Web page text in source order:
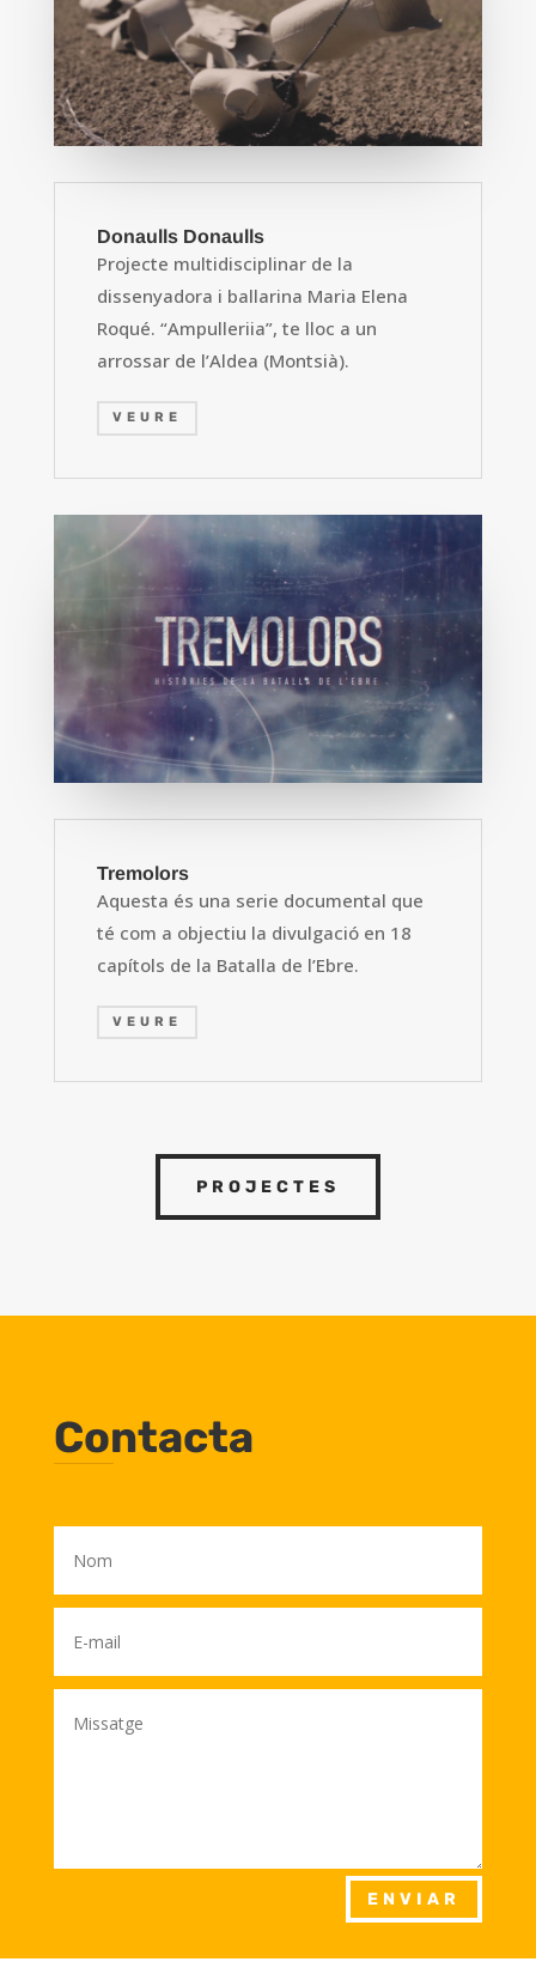
Donaulls Donaulls
Projecte multidisciplinar de la
dissenyadora i ballarina Maria Elena
Roqué. “Ampulleriia”, te lloc a un
arrossar de l’Aldea (Montsià).
VEURE
Tremolors
Aquesta és una serie documental que
té com a objectiu la divulgació en 18
capítols de la Batalla de l’Ebre.
VEURE
PROJECTES
Contacta
ENVIAR